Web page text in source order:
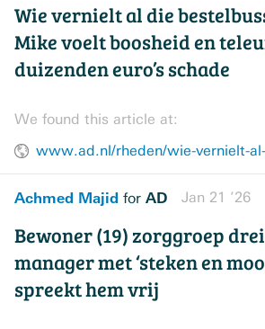
Wie vernielt al die
Mike voelt boosheid en
duizenden euro’s schade
We found this article at:
Achmed Majid for AD Jan 21 ’26
Bewoner (19) zorggroep
manager met ‘steken en
spreekt hem vrij